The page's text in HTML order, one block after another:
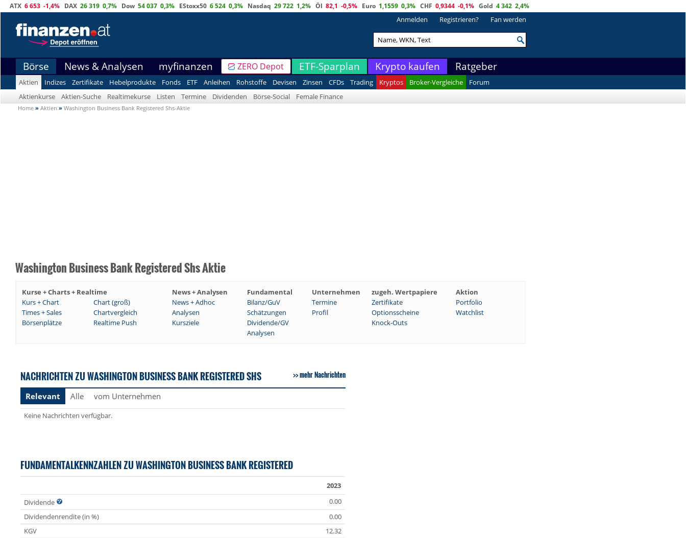
ATX 6 653 -1,4% DAX 26 319 0,7% Dow 54 037 0,3% EStoxx50 6 524 0,3% Nasdaq 29 722 1,2% Öl 82,1 -0,5% Euro 1,1559 0,3% CHF 0,9344 -0,1% Gold 4 342 2,4%
Anmelden Registrieren? Fan werden
Börse News & Analysen myfinanzen ZERO Depot ETF-Sparplan Krypto kaufen Ratgeber
Aktien Indizes Zertifikate Hebelprodukte Fonds ETF Anleihen Rohstoffe Devisen Zinsen CFDs Trading Kryptos Broker-Vergleiche
Forum
Aktienkurse
Aktien-Suche Realtimekurse Listen Termine Dividenden Börse-Social Female Finance
Home » Aktien » Washington Business Bank Registered Shs-Aktie
Washington Business Bank Registered Shs Aktie
Kurse + Charts + Realtime News + Analysen Fundamental Unternehmen zugeh. Wertpapiere
Aktion
Kurs + Chart
Chart (groß) News + Adhoc Bilanz/GuV Termine Zertifikate
Portfolio
Times + Sales
Chartvergleich Analysen Schätzungen Profil Optionsscheine
Watchlist
Börsenplätze
Realtime Push Kursziele Dividende/GV
Knock-Outs
Analysen
NACHRICHTEN ZU WASHINGTON BUSINESS BANK REGISTERED SHS mehr Nachrichten
Relevant Alle vom Unternehmen
Keine Nachrichten verfügbar.
FUNDAMENTALKENNZAHLEN ZU WASHINGTON BUSINESS BANK REGISTERED
2023
Dividende
0.00
Dividendenrendite (in %)
0.00
KGV
12.32